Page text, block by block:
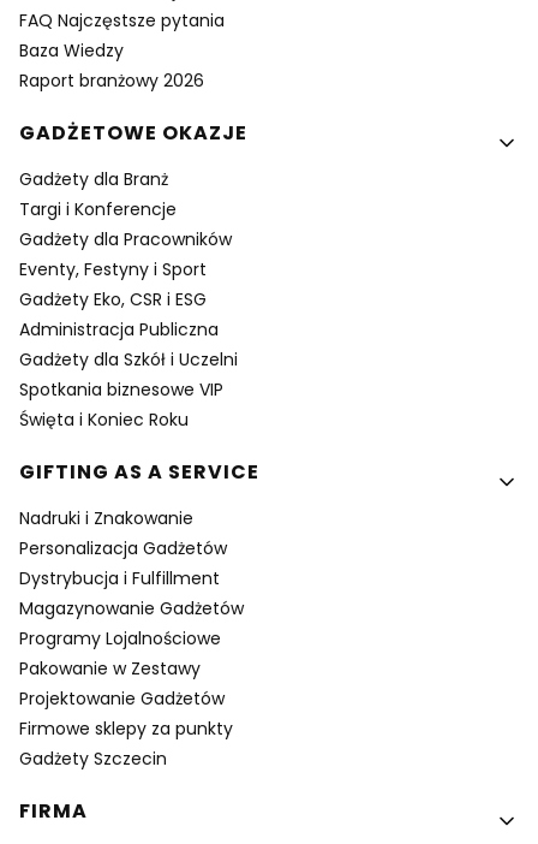
FAQ Najczęstsze pytania
Baza Wiedzy
Raport branżowy 2026
GADŻETOWE OKAZJE
Gadżety dla Branż
Targi i Konferencje
Gadżety dla Pracowników
Eventy, Festyny i Sport
Gadżety Eko, CSR i ESG
Administracja Publiczna
Gadżety dla Szkół i Uczelni
Spotkania biznesowe VIP
Święta i Koniec Roku
GIFTING AS A SERVICE
Nadruki i Znakowanie
Personalizacja Gadżetów
Dystrybucja i Fulfillment
Magazynowanie Gadżetów
Programy Lojalnościowe
Pakowanie w Zestawy
Projektowanie Gadżetów
Firmowe sklepy za punkty
Gadżety Szczecin
FIRMA